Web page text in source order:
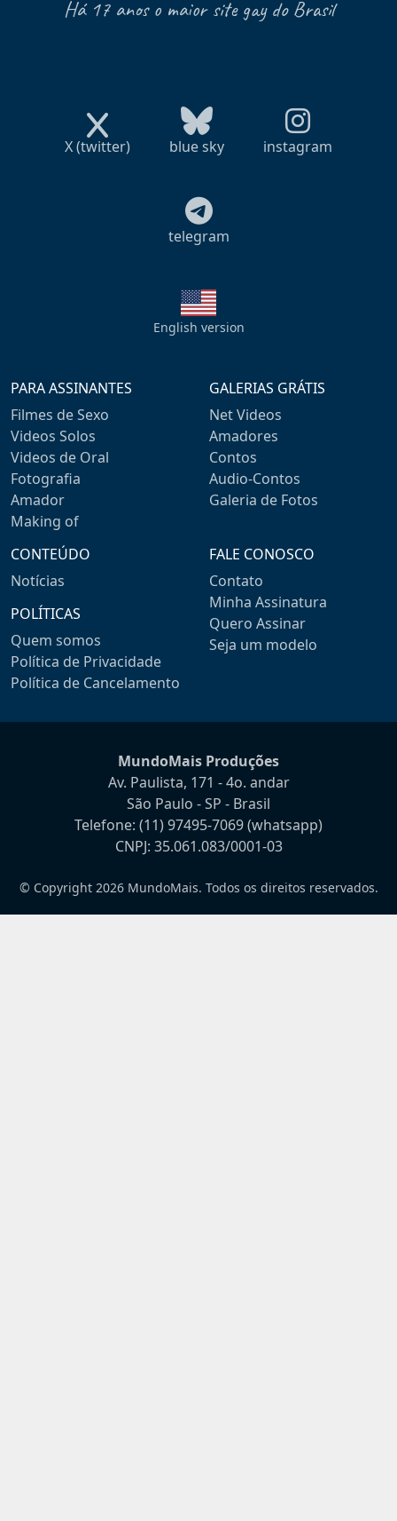
Há 17 anos o maior site gay do Brasil
X (twitter) blue sky instagram
telegram
English version
PARA ASSINANTES
Filmes de Sexo
Videos Solos
Videos de Oral
Fotografia
Amador
Making of
GALERIAS GRÁTIS
Net Videos
Amadores
Contos
Audio-Contos
Galeria de Fotos
CONTEÚDO
Notícias
POLÍTICAS
Quem somos
Política de Privacidade
Política de Cancelamento
FALE CONOSCO
Contato
Minha Assinatura
Quero Assinar
Seja um modelo
MundoMais Produções
Av. Paulista, 171 - 4o. andar
São Paulo - SP - Brasil
Telefone: (11) 97495-7069(whatsapp)
CNPJ: 35.061.083/0001-03
© Copyright 2026 MundoMais. Todos os direitos reservados.